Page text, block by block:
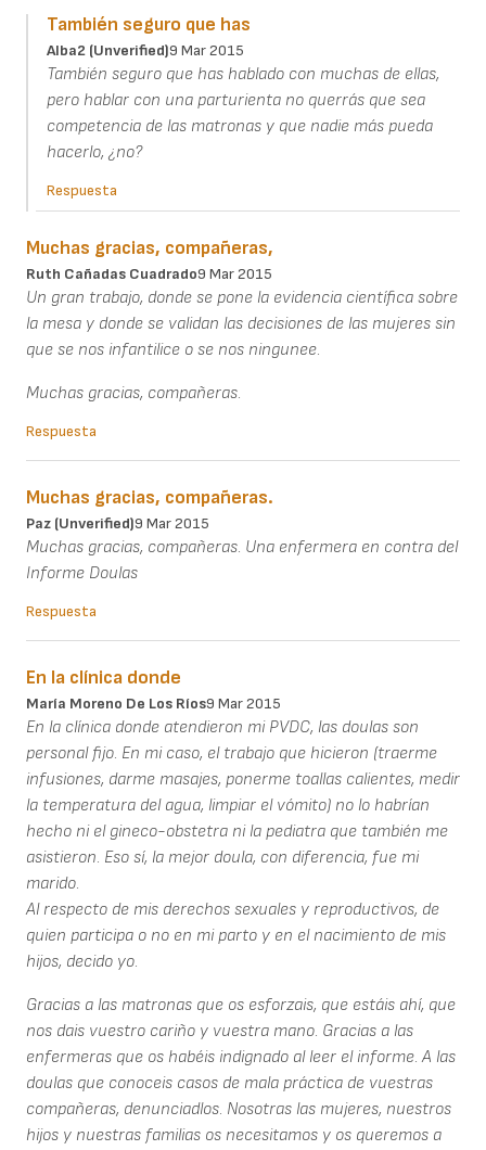
También seguro que has
Alba2 (unverified)9 Mar 2015
También seguro que has hablado con muchas de ellas,
pero hablar con una parturienta no querrás que sea
competencia de las matronas y que nadie más pueda
hacerlo, ¿no?
Respuesta
Muchas gracias, compañeras,
Ruth Cañadas Cuadrado9 Mar 2015
Un gran trabajo, donde se pone la evidencia científica sobre
la mesa y donde se validan las decisiones de las mujeres sin
que se nos infantilice o se nos ningunee.
Muchas gracias, compañeras.
Respuesta
Muchas gracias, compañeras.
Paz (unverified)9 Mar 2015
Muchas gracias, compañeras. Una enfermera en contra del
Informe Doulas
Respuesta
En la clínica donde
María Moreno De Los Ríos9 Mar 2015
En la clínica donde atendieron mi PVDC, las doulas son
personal fijo. En mi caso, el trabajo que hicieron (traerme
infusiones, darme masajes, ponerme toallas calientes, medir
la temperatura del agua, limpiar el vómito) no lo habrían
hecho ni el gineco-obstetra ni la pediatra que también me
asistieron. Eso sí, la mejor doula, con diferencia, fue mi
marido.
Al respecto de mis derechos sexuales y reproductivos, de
quien participa o no en mi parto y en el nacimiento de mis
hijos, decido yo.
Gracias a las matronas que os esforzais, que estáis ahí, que
nos dais vuestro cariño y vuestra mano. Gracias a las
enfermeras que os habéis indignado al leer el informe. A las
doulas que conoceis casos de mala práctica de vuestras
compañeras, denunciadlos. Nosotras las mujeres, nuestros
hijos y nuestras familias os necesitamos y os queremos a